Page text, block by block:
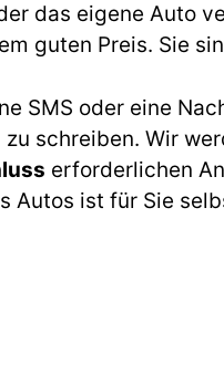
das eigene Auto
guten Preis. Sie
SMS oder eine
zu schreiben. Wir
erforderlichen
Autos ist für Sie